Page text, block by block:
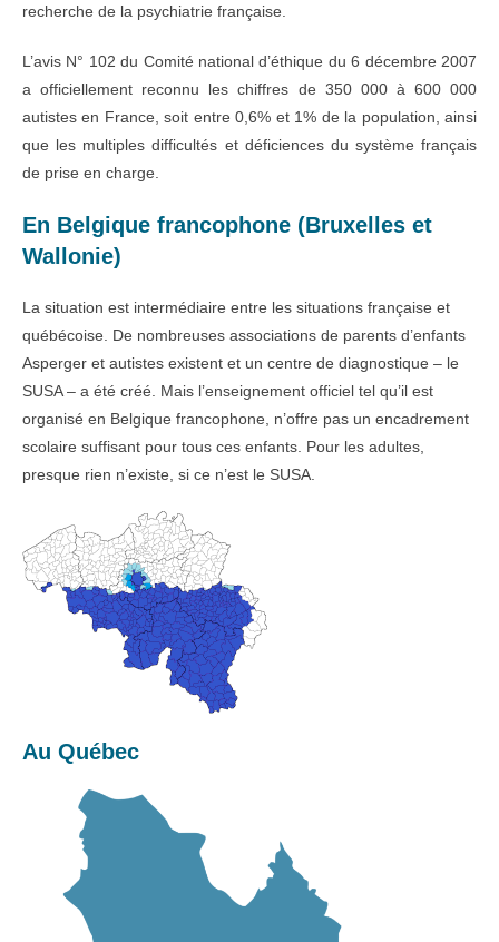
recherche de la psychiatrie française.
L’avis N° 102 du Comité national d’éthique du 6 décembre 2007
a officiellement reconnu les chiffres de 350 000 à 600 000
autistes en France, soit entre 0,6% et 1% de la population, ainsi
que les multiples difficultés et déficiences du système français
de prise en charge.
En Belgique francophone (Bruxelles et
Wallonie)
La situation est intermédiaire entre les situations française et
québécoise. De nombreuses associations de parents d’enfants
Asperger et autistes existent et un centre de diagnostique – le
SUSA – a été créé. Mais l’enseignement officiel tel qu’il est
organisé en Belgique francophone, n’offre pas un encadrement
scolaire suffisant pour tous ces enfants. Pour les adultes,
presque rien n’existe, si ce n’est le SUSA.
Au Québec